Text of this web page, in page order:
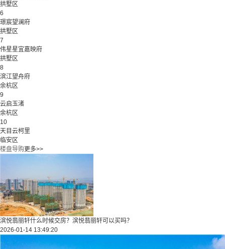
拱墅区
6
璟宸望澜府
拱墅区
7
伟星星宜嘉映府
拱墅区
8
滨江望舟府
余杭区
9
云启玉渚
余杭区
10
天目云柯里
临安区
楼盘导购更多>>
滨悦翡丽轩什么时候交房？滨悦翡丽轩可以买吗？
2026-01-14 13:49:20